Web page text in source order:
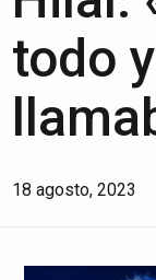
todo
18 agosto, 2023